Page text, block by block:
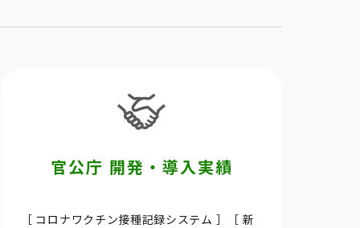
官公庁 開発・導入実績
［ コロナワクチン接種記録システム ］［ 新